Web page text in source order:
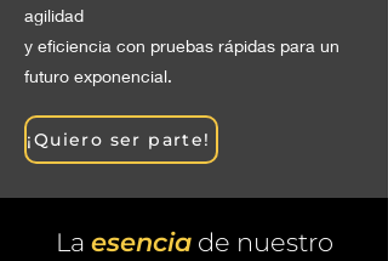
agilidad
y eficiencia con pruebas rápidas para un
futuro exponencial.
¡Quiero ser parte!
La esenciade nuestro